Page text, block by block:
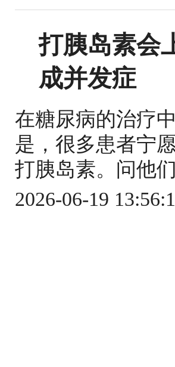
打胰岛素会
成并发症
在糖尿病的治疗
是，很多患者宁
打胰岛素。问他
2026-06-19